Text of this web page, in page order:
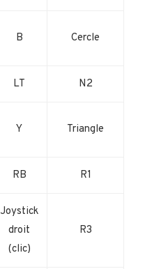
B Cercle
LT N2
Y Triangle
RB R1
Joystick
droit
(clic)
R3